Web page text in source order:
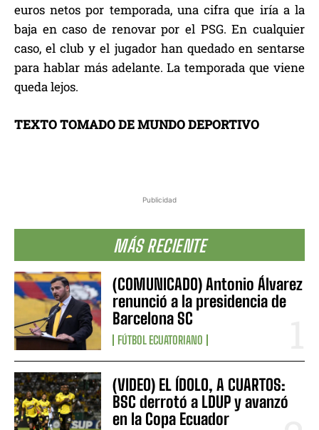
Publicidad
MÁS RECIENTE
(COMUNICADO) Antonio Álvarez
renunció a la presidencia de
Barcelona SC
FÚTBOL ECUATORIANO
(VIDEO) EL ÍDOLO, A CUARTOS:
BSC derrotó a LDUP y avanzó
en la Copa Ecuador
euros netos por temporada, una cifra que iría a la
baja en caso de renovar por el PSG. En cualquier
caso, el club y el jugador han quedado en sentarse
para hablar más adelante. La temporada que viene
queda lejos.
TEXTO TOMADO DE MUNDO DEPORTIVO